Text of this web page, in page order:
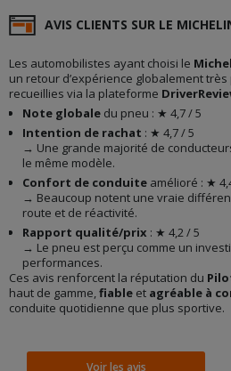
AVIS CLIENTS SUR LE
Les automobilistes ayant choisi le
un retour d’expérience globalement
recueillies via la plateforme
Note globale du pneu : ★ 4,7 / 5
Intention de rachat : ★ 4,7 / 5
→ Une grande majorité de
le même modèle.
Confort de conduite amélioré : ★
→ Beaucoup notent une vraie
route et de réactivité.
Rapport qualité/prix : ★ 4,2 / 5
→ Le pneu est perçu comme un
performances.
Ces avis renforcent la réputation du
haut de gamme,fiable et agréable à
conduite quotidienne que plus sportive.
Voir les avis